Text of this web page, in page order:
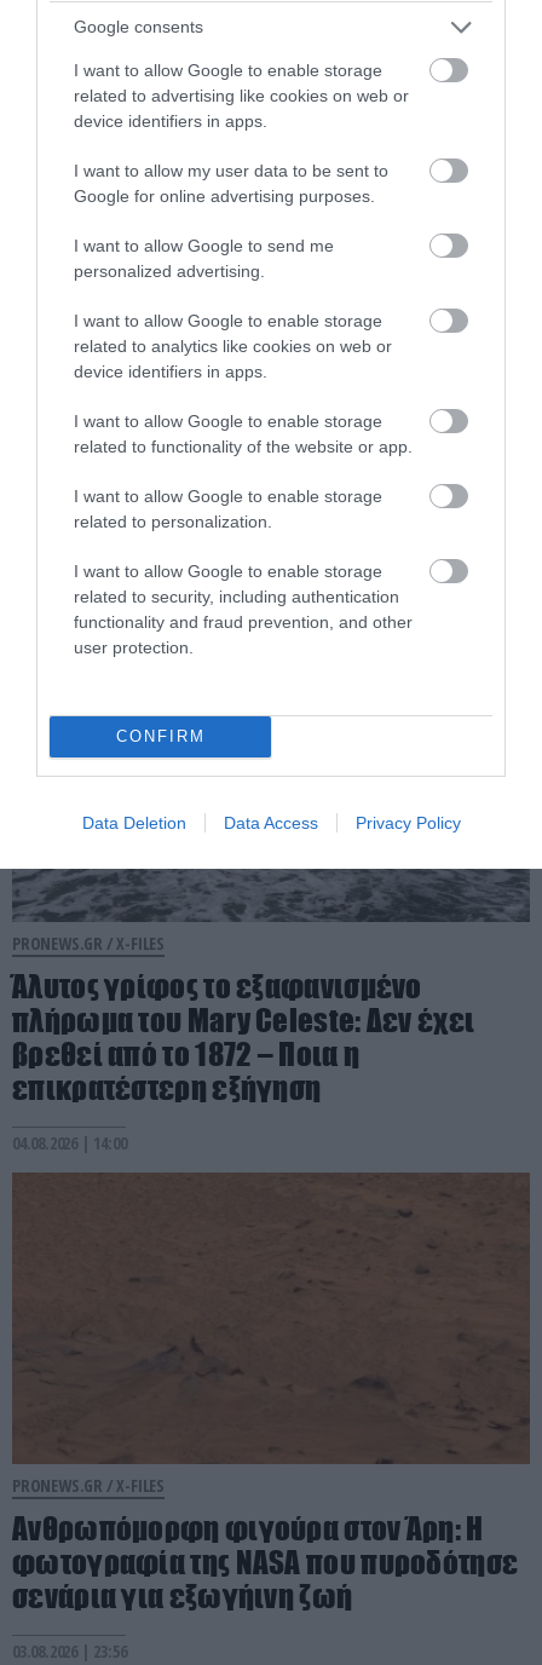
Google consents
I want to allow Google to enable storage
related to advertising like cookies on web or
device identifiers in apps.
I want to allow my user data to be sent to
Google for online advertising purposes.
I want to allow Google to send me
personalized advertising.
I want to allow Google to enable storage
related to analytics like cookies on web or
device identifiers in apps.
I want to allow Google to enable storage
related to functionality of the website or app.
I want to allow Google to enable storage
related to personalization.
I want to allow Google to enable storage
related to security, including authentication
functionality and fraud prevention, and other
user protection.
CONFIRM
Data Deletion Data Access Privacy Policy
έγιναν και δεν μάθαμε ποτέ
04.08.2026 | 15:00
PRONEWS.GR /X-FILES
«Δάσος των ψιθύρων»: Το μέρος στην
Αγγλία όπου οι επισκέπτες ακούν
04.08.2026 | 14:45
PRONEWS.GR / X-FILES
Άλυτος γρίφος το εξαφανισμένο
πλήρωμα του Mary Celeste: Δεν έχει
βρεθεί από το 1872 – Ποια η
επικρατέστερη εξήγηση
04.08.2026 | 14:00
PRONEWS.GR /X-FILES
Ανθρωπόμορφη φιγούρα στον Άρη: Η
φωτογραφία της NASA που πυροδότησε
σενάρια για εξωγήινη ζωή
03.08.2026 | 23:56